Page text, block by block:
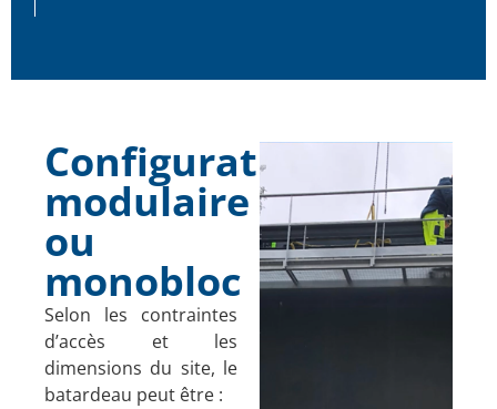
Configuration
modulaire
ou
monobloc
Selon les contraintes
d’accès et les
dimensions du site, le
batardeau peut être :